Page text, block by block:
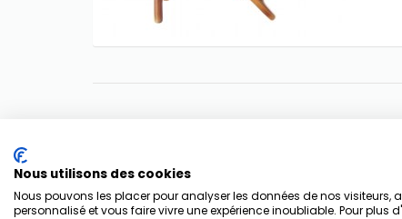
Nous utilisons des cookies
Nous pouvons les placer pour analyser les données de nos visiteurs,
personnalisé et vous faire vivre une expérience inoubliable. Pour